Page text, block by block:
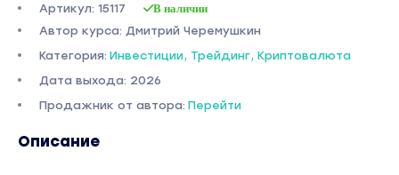
Артикул: 15117 В наличии
Автор курса: Дмитрий Черемушкин
Категория: Инвестиции, Трейдинг, Криптовалюта
Дата выхода: 2026
Продажник от автора: Перейти
Описание